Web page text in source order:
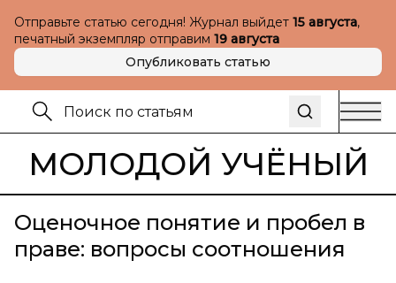
Отправьте статью сегодня! Журнал выйдет 15 августа,
печатный экземпляр отправим 19 августа
Опубликовать статью
МОЛОДОЙ УЧЁНЫЙ
Оценочное понятие и пробел в
праве: вопросы соотношения